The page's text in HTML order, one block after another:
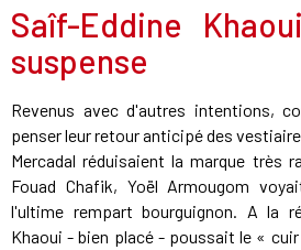
Saîf-Eddine
suspense
Revenus avec d'autres intentions,
penser leur retour anticipé des
Mercadal réduisaient la marque très
Fouad Chafik, Yoël Armougom
l'ultime rempart bourguignon. A la
Khaoui - bien placé - poussait le «